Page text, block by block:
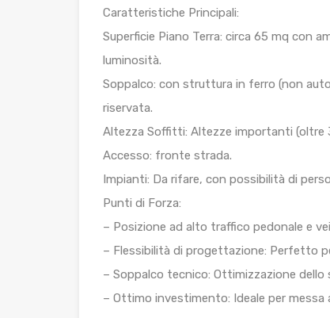
Caratteristiche Principali:
Superficie Piano Terra: circa 65 mq con
luminosità.
Soppalco: con struttura in ferro (non
riservata.
Altezza Soffitti: Altezze importanti (oltre
Accesso: fronte strada.
Impianti: Da rifare, con possibilità di
Punti di Forza:
– Posizione ad alto traffico pedonale e
– Flessibilità di progettazione: Perfetto
– Soppalco tecnico: Ottimizzazione dello
– Ottimo investimento: Ideale per messa